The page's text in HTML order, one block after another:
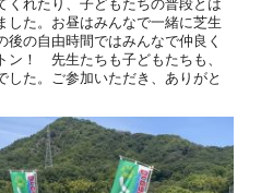
くれたり、子どもたちの普段とは
した。お昼はみんなで一緒に芝生
の自由時間ではみんなで仲良く
ン！ 先生たちも子どもたちも、
した。ご参加いただき、ありがと